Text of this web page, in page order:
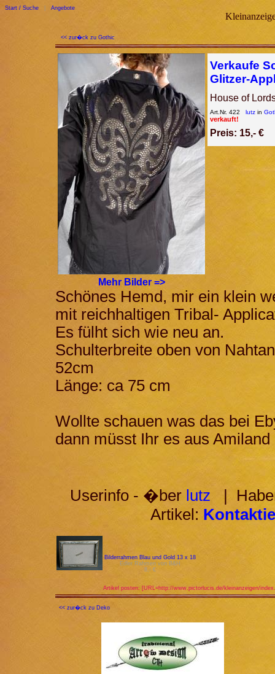
Start / Suche Angebote
<< zur�ck zu Gothic
Mehr Bilder =>
Verkaufe
Glitzer-
House of
Art.Nr. 422 lutz in
verkauft!
Preis: 15,- €
Schönes Hemd, mir ein klein
mit reichhaltigen Tribal-
Es fülht sich wie neu an.
Schulterbreite oben von
52cm
Länge: ca 75 cm
Wollte schauen was das bei
dann müsst Ihr es aus
Userinfo - �ber lutz |
Artikel:
Bilderrahmen Blau und Gold 13 x 18
Edler Rahmen von B&H
8,- €
Artikel posten: [URL=http://www.pictorlucis.de/kleinanzeigen/
<< zur�ck zu Deko